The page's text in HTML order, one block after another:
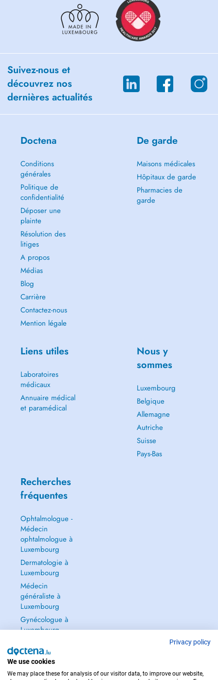
Suivez-nous et
découvrez nos
dernières actualités
Doctena
Conditions
générales
Politique de
confidentialité
Déposer une
plainte
Résolution des
litiges
A propos
Médias
Blog
Carrière
Contactez-nous
Mention légale
De garde
Maisons médicales
Hôpitaux de garde
Pharmacies de
garde
Liens utiles
Laboratoires
médicaux
Annuaire médical
et paramédical
Nous y
sommes
Luxembourg
Belgique
Allemagne
Autriche
Suisse
Pays-Bas
Recherches
fréquentes
Ophtalmologue -
Médecin
ophtalmologue à
Luxembourg
Dermatologie à
Luxembourg
Médecin
généraliste à
Luxembourg
Gynécologue à
Luxembourg
Privacy policy
We use cookies
We may place these for analysis of our visitor data, to improve our website,